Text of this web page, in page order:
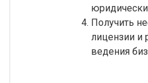
Получить
лицензии и
ведения